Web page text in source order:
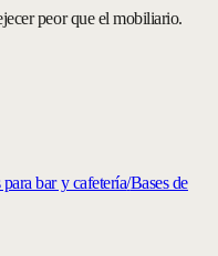
peor que el mobiliario.
para bar y cafetería/Bases de